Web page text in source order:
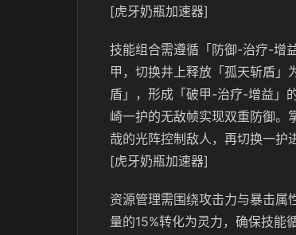
[虎牙奶瓶加速器]
技能组合需遵循「防御-治疗-增
甲，切换井上释放「孤天斩盾」
盾」，形成「破甲-治疗-增益」
崎一护的无敌帧实现双重防御。
哉的光阵控制敌人，再切换一护
[虎牙奶瓶加速器]
资源管理需围绕攻击力与暴击属
量的15%转化为灵力，确保技能